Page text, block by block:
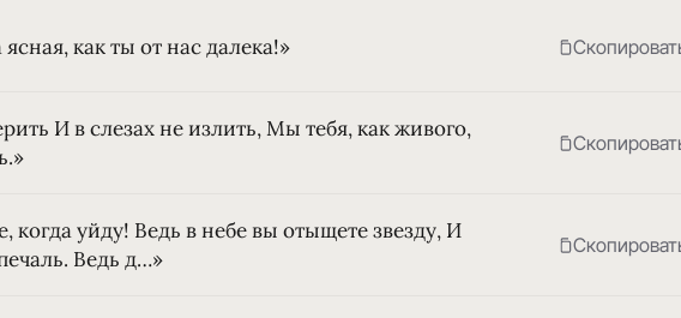
как ты от нас далека!»
И в слезах не излить, Мы тебя, как живого,
когда уйду! Ведь в небе вы отыщете звезду, И
Ведь д…»